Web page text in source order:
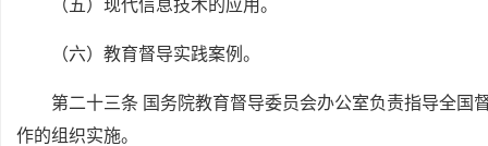
（五）现代信息技术的应用。
（六）教育督导实践案例。
第二十三条 国务院教育督导委员会办公室负责指导全国
作的组织实施。